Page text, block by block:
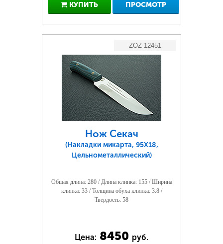
КУПИТЬ ПРОСМОТР
ZOZ-12451
Нож Секач
(Накладки микарта, 95Х18,
Цельнометаллический)
Общая длина: 280 / Длина клинка: 155 / Ширина
клинка: 33 / Толщина обуха клинка: 3.8 /
Твердость: 58
Цена: 8450 руб.